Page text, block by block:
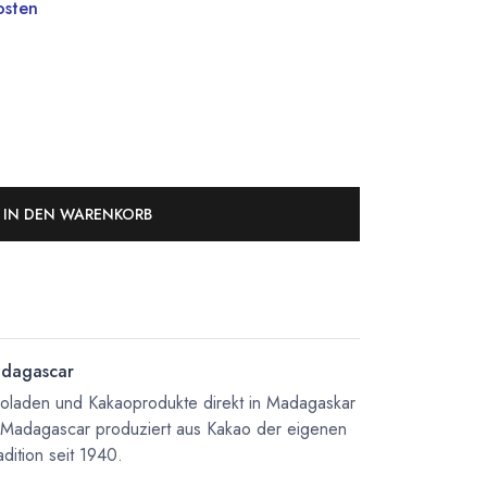
IN DEN WARENKORB
und Kakaoprodukte direkt in Madagaskar
produziert aus Kakao der eigenen
seit 1940.